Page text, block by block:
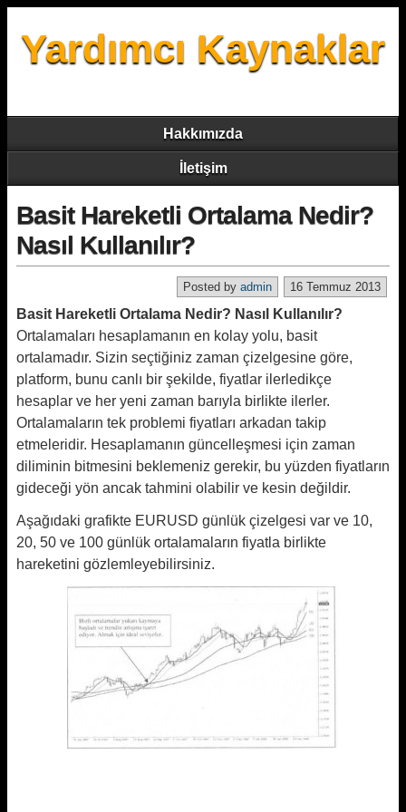
Yardımcı Kaynaklar
Hakkımızda
İletişim
Basit Hareketli Ortalama Nedir?
Nasıl Kullanılır?
16 Temmuz 2013
Posted by admin
Basit Hareketli Ortalama Nedir? Nasıl Kullanılır?
Ortalamaları hesaplamanın en kolay yolu, basit
ortalamadır. Sizin seçtiğiniz zaman çizelgesine göre,
platform, bunu canlı bir şekilde, fiyatlar ilerledikçe
hesaplar ve her yeni zaman barıyla birlikte ilerler.
Ortalamaların tek problemi fiyatları arkadan takip
etmeleridir. Hesaplamanın güncelleşmesi için zaman
diliminin bitmesini beklemeniz gerekir, bu yüzden fiyatların
gideceği yön ancak tahmini olabilir ve kesin değildir.
Aşağıdaki grafikte EURUSD günlük çizelgesi var ve 10,
20, 50 ve 100 günlük ortalamaların fiyatla birlikte
hareketini gözlemleyebilirsiniz.